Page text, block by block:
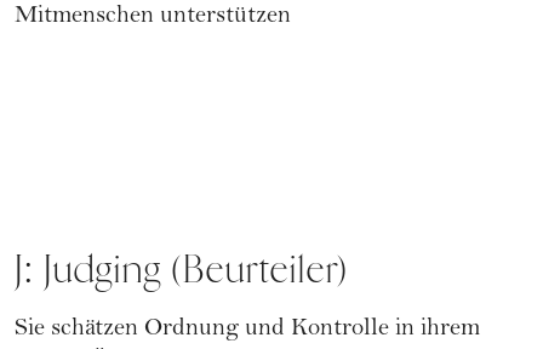
Mitmenschen unterstützen
J: Judging (Beurteiler)
Sie schätzen Ordnung und Kontrolle in ihrem